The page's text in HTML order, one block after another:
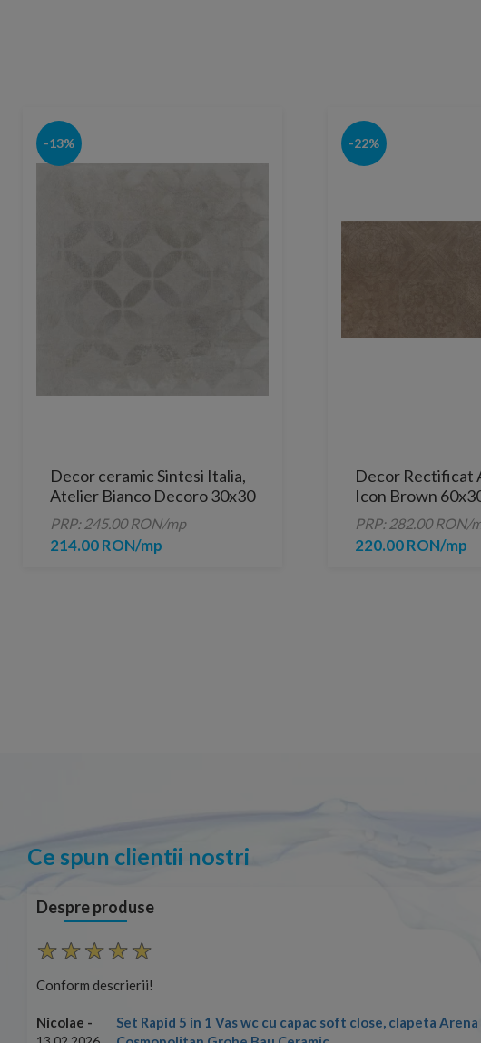
-13%
Decor ceramic Sintesi Italia,
Atelier Bianco Decoro 30x30
cm
PRP: 245.00 RON/mp
214.00 RON/mp
-22%
Decor Rectificat
Icon Brown
PRP: 282.00 RON/
220.00 RON/mp
Ce spun clientii nostri
Despre produse
Conform descrierii!
Nicolae -
Set Rapid 5 in 1 Vas wc cu capac soft close, clapeta Arena